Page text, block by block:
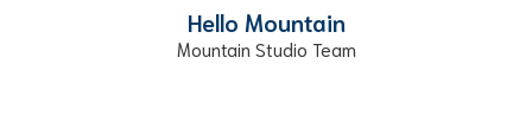
Hello Mountain
Mountain Studio Team